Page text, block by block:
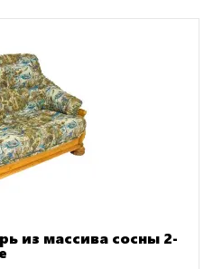
из массива сосны 2-